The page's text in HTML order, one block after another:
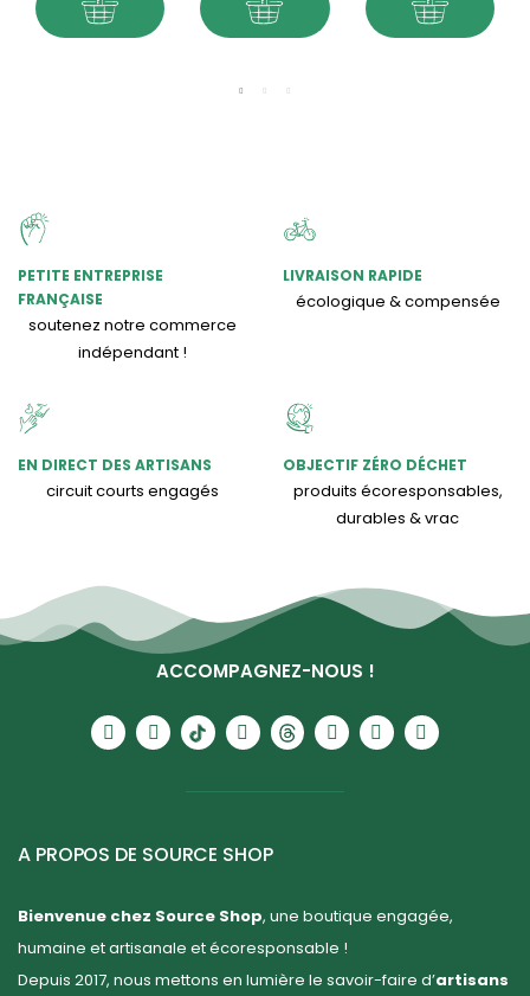
PETITE ENTREPRISE
FRANÇAISE
soutenez notre commerce
indépendant !
LIVRAISON RAPIDE
écologique & compensée
EN DIRECT DES ARTISANS
circuit courts engagés
OBJECTIF ZÉRO DÉCHET
produits écoresponsables,
durables & vrac
ACCOMPAGNEZ-NOUS !
A PROPOS DE SOURCE SHOP
Bienvenue chez Source Shop, une boutique engagée,
humaine et artisanale et écoresponsable !
Depuis 2017, nous mettons en lumière le savoir-faire d’artisans